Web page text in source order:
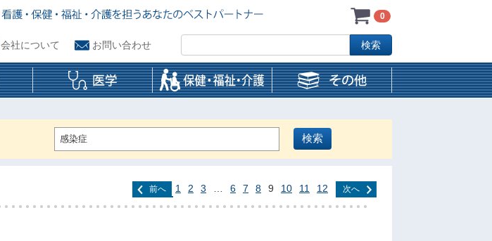
0
会社について お問い合わせ
前へ 1 2 3 6 7 8 9 10 11 12 次へ